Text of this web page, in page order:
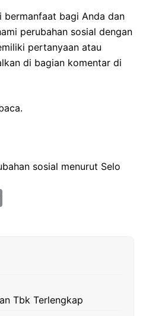
bermanfaat bagi Anda dan
perubahan sosial dengan
pertanyaan atau
di bagian komentar di
sosial menurut Selo
n
Tbk Terlengkap